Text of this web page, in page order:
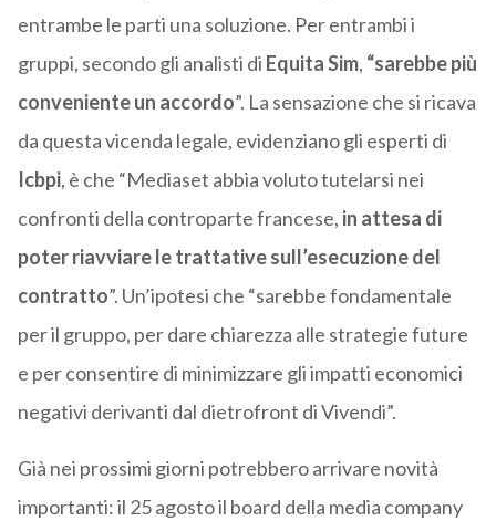
entrambe le parti una soluzione. Per entrambi i
gruppi, secondo gli analisti di Equita Sim, “sarebbe più
conveniente un accordo”. La sensazione che si ricava
da questa vicenda legale, evidenziano gli esperti di
Icbpi, è che “Mediaset abbia voluto tutelarsi nei
confronti della controparte francese, in attesa di
poter riavviare le trattative sull’esecuzione del
contratto”. Un’ipotesi che “sarebbe fondamentale
per il gruppo, per dare chiarezza alle strategie future
e per consentire di minimizzare gli impatti economici
negativi derivanti dal dietrofront di Vivendi”.
Già nei prossimi giorni potrebbero arrivare novità
importanti: il 25 agosto il board della media company